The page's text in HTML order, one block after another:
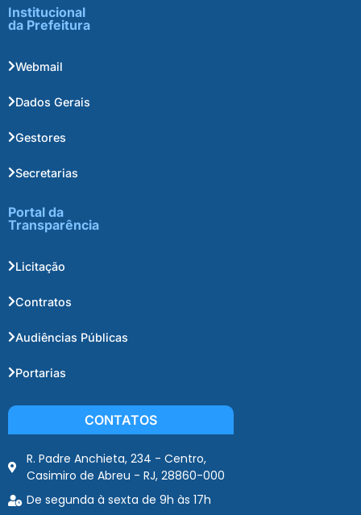
Institucional
da Prefeitura
Webmail
Dados Gerais
Gestores
Secretarias
Portal da
Transparência
Licitação
Contratos
Audiências Públicas
Portarias
CONTATOS
R. Padre Anchieta, 234 - Centro,
Casimiro de Abreu - RJ, 28860-000
De segunda à sexta de 9h às 17h